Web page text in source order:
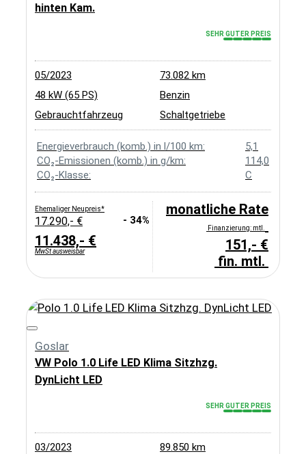
hinten Kam.
SEHR GUTER PREIS
05/2023
73.082 km
48 kW (65 PS)
Benzin
Gebrauchtfahrzeug
Schaltgetriebe
Energieverbrauch (komb.) in l/100 km:
5,1
CO₂-Emissionen (komb.) in g/km:
114,0
CO₂-Klasse:
C
Ehemaliger Neupreis*
17.290,- € - 34%
11.438,- €
MwSt ausweisbar
monatliche Rate
Finanzierung: mtl.
151,- €
fin. mtl.
Goslar
VW Polo 1.0 Life LED Klima Sitzhzg.
DynLicht LED
SEHR GUTER PREIS
03/2023
89.850 km